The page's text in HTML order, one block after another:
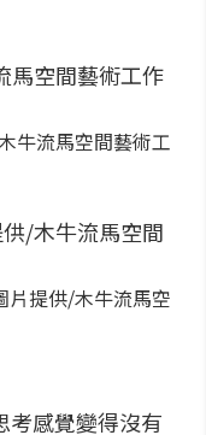
牛流馬空間藝術工
片提供/木牛流馬空
考感覺變得沒有